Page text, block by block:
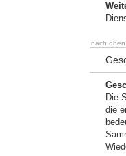
nach oben
Die
die